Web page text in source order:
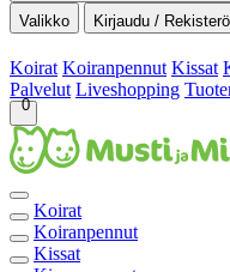
Valikko
Kirjaudu /
Koirat Koiranpennut Kissat
Palvelut Liveshopping
0
Koirat
Koiranpennut
Kissat